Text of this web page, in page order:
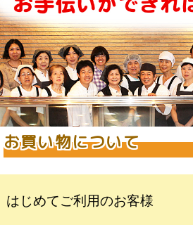
お買い物について
はじめてご利用のお客様